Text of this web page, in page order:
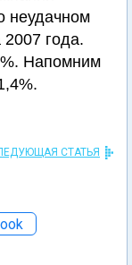
неудачном
2007 года.
Напомним
СТАТЬЯ